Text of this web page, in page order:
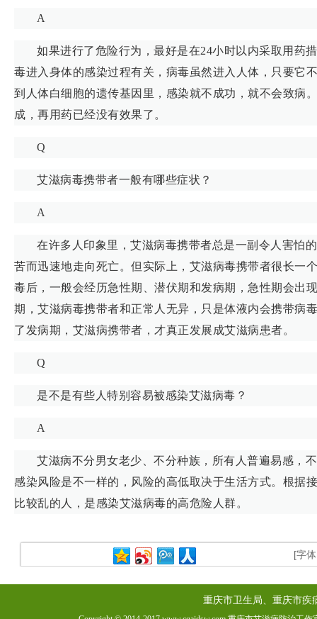
A
如果进行了危险行为，最好是在24小时以内采取用药
毒进入身体的感染过程有关，病毒虽然进入人体，只要它
到人体白细胞的遗传基因里，感染就不成功，就不会致病
成，再用药已经没有效果了。
Q
艾滋病毒携带者一般有哪些症状？
A
在许多人印象里，艾滋病毒携带者总是一副令人害怕
苦而迅速地走向死亡。但实际上，艾滋病毒携带者很长一
毒后，一般会经历急性期、潜伏期和发病期，急性期会出
期，艾滋病毒携带者和正常人无异，只是体液内会携带病
了发病期，艾滋病携带者，才真正发展成艾滋病患者。
Q
是不是有些人特别容易被感染艾滋病毒？
A
艾滋病不分男女老少、不分种族，所有人普遍易感，
感染风险是不一样的，风险的高低取决于生活方式。根据
比较乱的人，是感染艾滋病毒的高危险人群。
[字
重庆市卫生局、重庆市疾